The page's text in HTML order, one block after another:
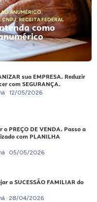
,
CNPJ,RECEITA FEDERAL
como
sua EMPRESA. Reduzir
com SEGURANÇA.
12/05/2026
o PREÇO DE VENDA. Passo a
com PLANILHA
05/05/2026
a SUCESSÃO FAMILIAR do
28/04/2026